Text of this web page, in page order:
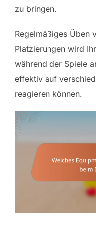
zu bringen.
Regelmäßiges Üben
Platzierungen wird
während der Spiele
effektiv auf
reagieren können.